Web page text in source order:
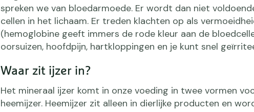
spreken we van bloedarmoede. Er wordt dan niet
cellen in het lichaam. Er treden klachten op als
(hemoglobine geeft immers de rode kleur aan de
oorsuizen, hoofdpijn, hartkloppingen en je kunt snel
Waar zit ijzer in?
Het mineraal ijzer komt in onze voeding in twee vormen
heemijzer. Heemijzer zit alleen in dierlijke producten en